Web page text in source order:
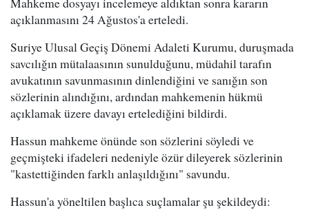
açıklanmasını 24 Ağustos'a erteledi.
Suriye Ulusal Geçiş Dönemi Adaleti Kurumu, duruşmada
savcılığın mütalaasının sunulduğunu, müdahil tarafın
avukatının savunmasının dinlendiğini ve sanığın son
sözlerinin alındığını, ardından mahkemenin hükmü
açıklamak üzere davayı ertelediğini bildirdi.
Hassun mahkeme önünde son sözlerini söyledi ve
geçmişteki ifadeleri nedeniyle özür dileyerek sözlerinin
"kastettiğinden farklı anlaşıldığını" savundu.
Hassun'a yöneltilen başlıca suçlamalar şu şekildeydi: